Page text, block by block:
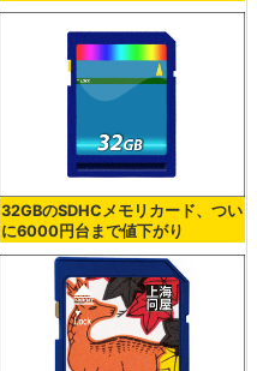
32GBのSDHCメモリカード、つい
に6000円台まで値下がり